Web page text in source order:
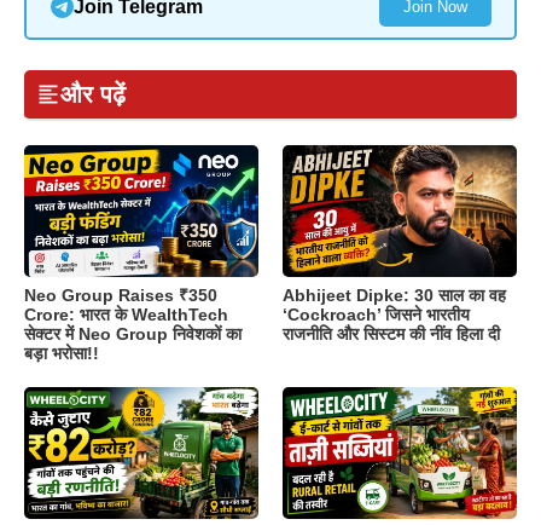
Join Telegram Join Now
और पढ़ें
Neo Group Raises ₹350
Crore: भारत के WealthTech
सेक्टर में Neo Group निवेशकों का
बड़ा भरोसा!!
Abhijeet Dipke: 30 साल का वह
‘Cockroach’ जिसने भारतीय
राजनीति और सिस्टम की नींव हिला दी